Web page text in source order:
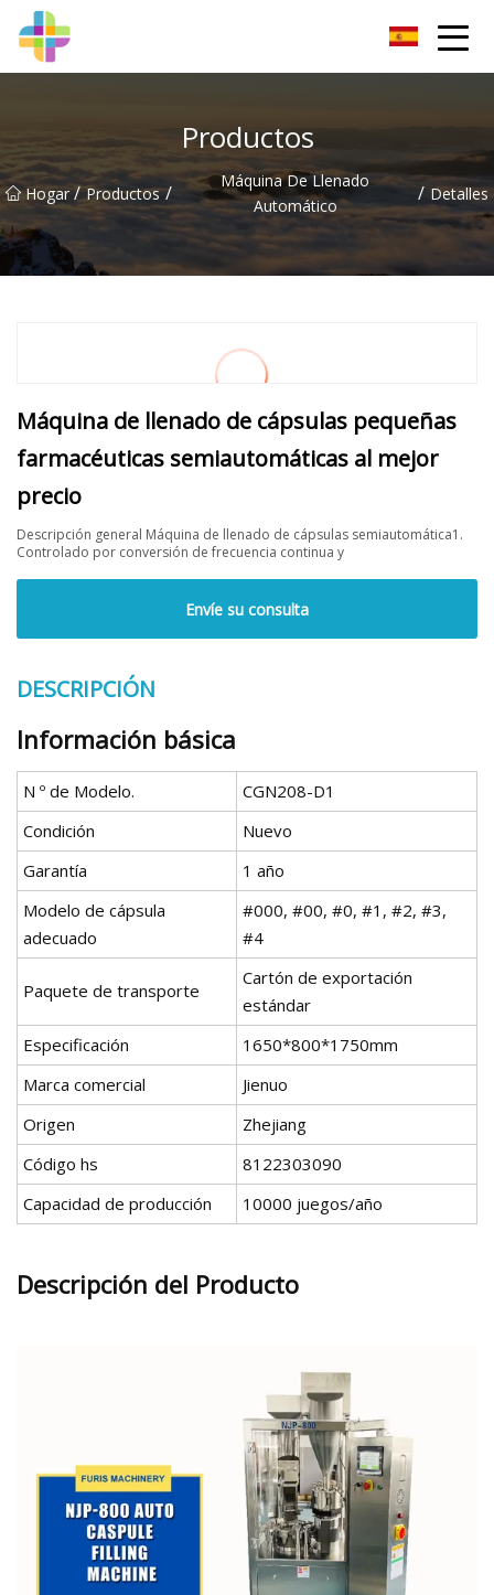
Productos
Hogar / Productos /
Máquina De Llenado
Automático
/ Detalles
Máquina de llenado de cápsulas pequeñas
farmacéuticas semiautomáticas al mejor
precio
Descripción general Máquina de llenado de cápsulas semiautomática1.
Controlado por conversión de frecuencia continua y
Envíe su consulta
DESCRIPCIÓN
Información básica
N º de Modelo.
CGN208-D1
Condición
Nuevo
Garantía
1 año
Modelo de cápsula
adecuado
#000, #00, #0, #1, #2, #3,
#4
Paquete de transporte
Cartón de exportación
estándar
Especificación
1650*800*1750mm
Marca comercial
Jienuo
Origen
Zhejiang
Código hs
8122303090
Capacidad de producción
10000 juegos/año
Descripción del Producto